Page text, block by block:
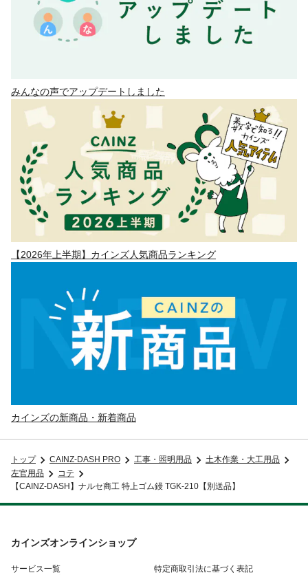
みんなの声でアップデートしました
【2026年上半期】カインズ人気商品ランキング
カインズの新商品・新着商品
トップ CAINZ-DASH PRO 工事・照明用品
土木作業・大工用品
左官用品
コテ
【CAINZ-DASH】ナルセ商工 特上ゴム鏝 TGK-210【別送品】
カインズオンラインショップ
サービス一覧
特定商取引法に基づく表記